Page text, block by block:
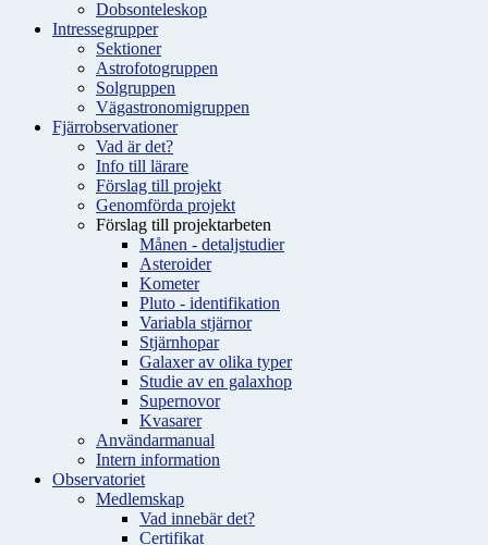
Dobsonteleskop
Intressegrupper
Sektioner
Astrofotogruppen
Solgruppen
Vägastronomigruppen
Fjärrobservationer
Vad är det?
Info till lärare
Förslag till projekt
Genomförda projekt
Förslag till projektarbeten
Månen - detaljstudier
Asteroider
Kometer
Pluto - identifikation
Variabla stjärnor
Stjärnhopar
Galaxer av olika typer
Studie av en galaxhop
Supernovor
Kvasarer
Användarmanual
Intern information
Observatoriet
Medlemskap
Vad innebär det?
Certifikat